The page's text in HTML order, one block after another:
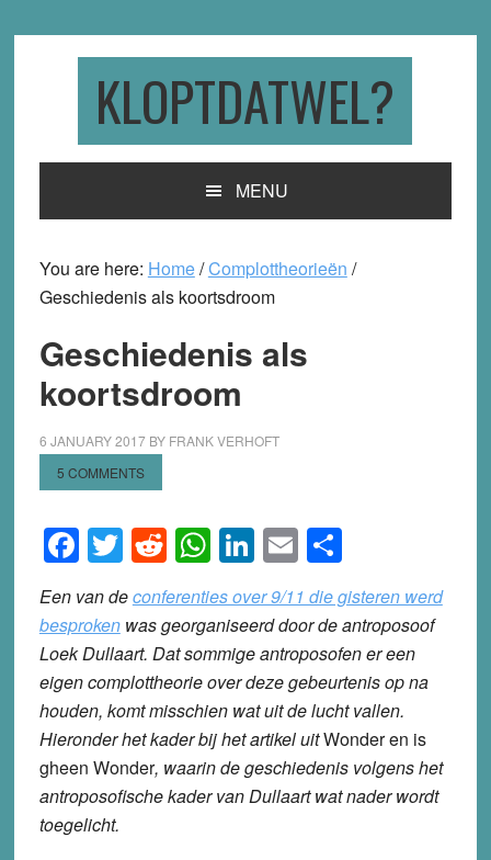
KLOPTDATWEL?
MENU
You are here: Home/Complottheorieën /
Geschiedenis als koortsdroom
Geschiedenis als
koortsdroom
6 JANUARY 2017BY FRANK VERHOFT
5 COMMENTS
Facebook
Twitter
Reddit
WhatsApp
LinkedIn
EmailShare
Een van deconferenties over 9/11 die gisteren werd
besprokenwas georganiseerd door de antroposoof
Loek Dullaart. Dat sommige antroposofen er een
eigen complottheorie over deze gebeurtenis op na
houden, komt misschien wat uit de lucht vallen.
Hieronder het kader bij het artikel uitWonder en is
gheen Wonder, waarin de geschiedenis volgens het
antroposofische kader van Dullaart wat nader wordt
toegelicht.